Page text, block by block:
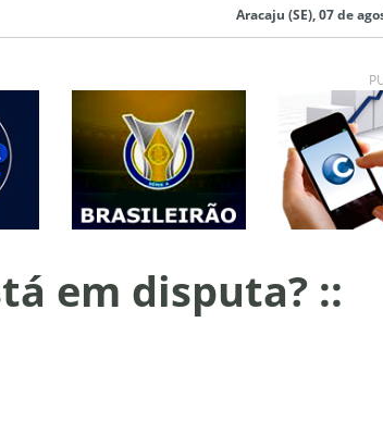
Aracaju (SE), 07 de
em disputa? ::